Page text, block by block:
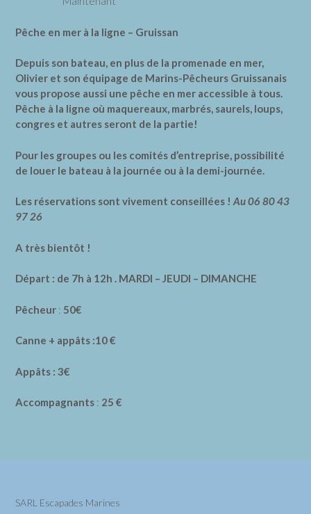
Pêche en mer à la ligne – Gruissan
Depuis son bateau, en plus de la promenade en mer,
Olivier et son équipage de Marins-Pêcheurs Gruissanais
vous propose aussi une pêche en mer accessible à tous.
Pêche à la ligne où maquereaux, marbrés, saurels, loups,
congres et autres seront de la partie!
Pour les groupes ou les comités d’entreprise, possibilité
de louer le bateau à la journée ou à la demi-journée.
Les réservations sont vivement conseillées ! Au 06 80 43
97 26
A très bientôt !
Départ : de 7h à 12h . MARDI – JEUDI – DIMANCHE
Pêcheur : 50€
Canne + appâts :10 €
Appâts : 3€
Accompagnants : 25 €
SARL Escapades Marines